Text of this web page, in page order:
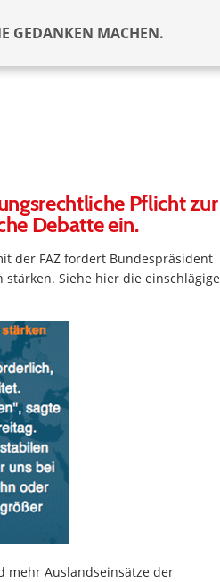
GEDANKEN MACHEN.
Pflicht zur
Debatte ein.
der FAZ fordert Bundespräsident
Siehe hier die einschlägige
mehr Auslandseinsätze der